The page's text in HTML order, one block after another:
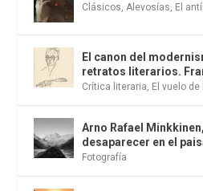
Clásicos,Alevosías, El
El canon del
retratos literarios.
Crítica literaria, El vuelo de
Arno Rafael
desaparecer en el
Fotografía